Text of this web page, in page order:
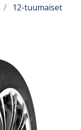
12-tuumaiset